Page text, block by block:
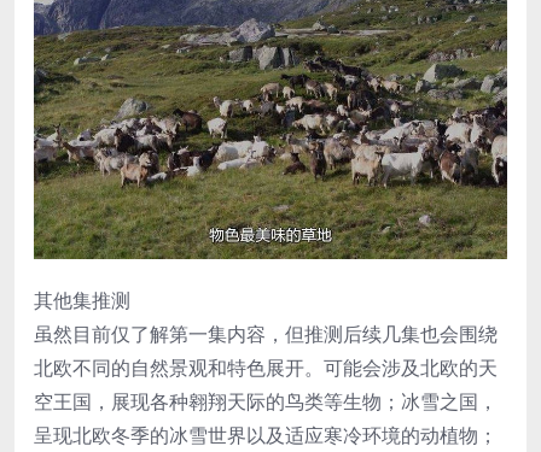
其他集推测
虽然目前仅了解第一集内容，但推测后续几集也会围绕
北欧不同的自然景观和特色展开。可能会涉及北欧的天
空王国，展现各种翱翔天际的鸟类等生物；冰雪之国，
呈现北欧冬季的冰雪世界以及适应寒冷环境的动植物；